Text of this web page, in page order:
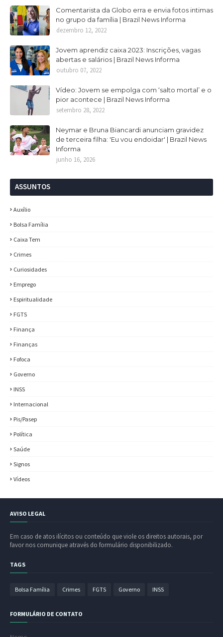
Comentarista da Globo erra e envia fotos intimas
no grupo da família | Brazil News Informa
dezembro 12, 2022
Jovem aprendiz caixa 2023: Inscrições, vagas
abertas e salários | Brazil News Informa
outubro 07, 2022
Vídeo: Jovem se empolga com ‘salto mortal’ e o
pior acontece | Brazil News Informa
setembro 28, 2022
Neymar e Bruna Biancardi anunciam gravidez
de terceira filha: 'Eu vou endoidar' | Brazil News
Informa
junho 16, 2026
ASSUNTOS
Auxílio
Bolsa Família
Caixa Tem
Crimes
Curiosidades
Emprego
Espiritualidade
FGTS
Finança
Finanças
Fofoca
Governo
INSS
Internacional
Pis/Pasep
Política
Saúde
Signos
Vídeos
AVISO LEGAL
Em caso de atos ilícitos ou conteúdo que viole os direitos autorais, por
favor nos comunique através do formulário disponibilizado.
TAGS
Bolsa Família Crimes FGTS Governo INSS
FORMULÁRIO DE CONTATO